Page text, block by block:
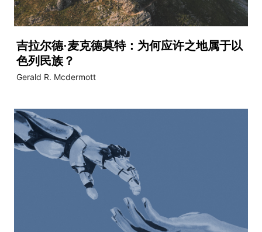
吉拉尔德·麦克德莫特：为何应许之地属于以
色列民族？
Gerald R. Mcdermott